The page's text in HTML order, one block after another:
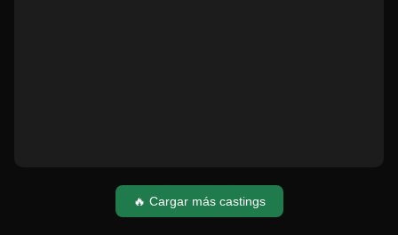
🔥 Cargar más castings